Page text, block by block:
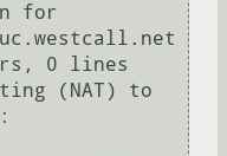
for
0 lines
(NAT) to